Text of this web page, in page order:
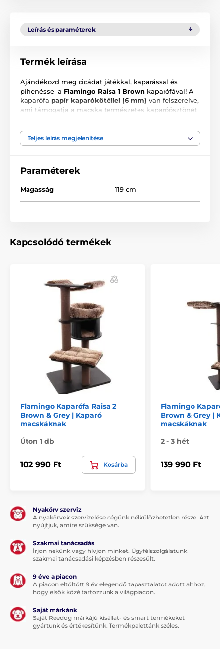
Leírás és paraméterek
Termék leírása
Ajándékozd meg cicádat játékkal, kaparással és
pihenéssel a Flamingo Raisa 1 Brown kaparófával! A
kaparófa papír kaparókötéllel (6 mm) van felszerelve,
ami támogatja a macska természetes kaparóösztönét
A fekvőfelületek és a búvóhely
rendelkeznek, amelyeket
lehető legkényelmesebben pihenhet. A levehető
párnák és kosarak tépőzárral biztonságosan
rögzíthetők.
Ideális kombinációja a szórakozásnak, kaparásnak és
Alaplap vastagsága: 1,8 cm, kaparóoszlop átmérője:
8,5 cm
Teljes leírás megjelenítése
Paraméterek
Magasság 119 cm
Kapcsolódó termékek
Flamingo Kaparófa Raisa 2
Brown & Grey | Kaparó
macskáknak
Úton 1 db
102 990 Ft Kosárba
Flamingo
Brown & Grey |
macskáknak
2 - 3 hét
139 990 Ft
Nyakörv szerviz
A nyakörvek szervizelése cégünk nélkülözhetetlen része. Azt
nyújtjuk, amire szüksége van.
Szakmai tanácsadás
Írjon nekünk vagy hívjon minket. Ügyfélszolgálatunk
szakmai tanácsadási képzésben részesült.
9 éve a piacon
A piacon eltöltött 9 év elegendő tapasztalatot adott ahhoz,
hogy elsők közé tartozzunk a világpiacon.
Saját márkánk
Saját Reedog márkájú kisállat- és smart termékeket
gyártunk és értékesítünk. Termékpalettánk széles.